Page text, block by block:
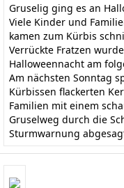
Gruselig ging es an
Viele Kinder und
kamen zum Kürbis
Verrückte Fratzen
Halloweennacht am
Am nächsten Sonntag
Kürbissen flackerten
Familien mit einem
Gruselweg durch die
Sturmwarnung